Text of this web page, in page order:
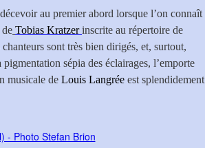
au premier abord lorsque l’on connaît
Tobias Kratzerinscrite au répertoire de
sont très bien dirigés, et, surtout,
sépia des éclairages, l’emporte
musicale de Louis Langrée est splendidement